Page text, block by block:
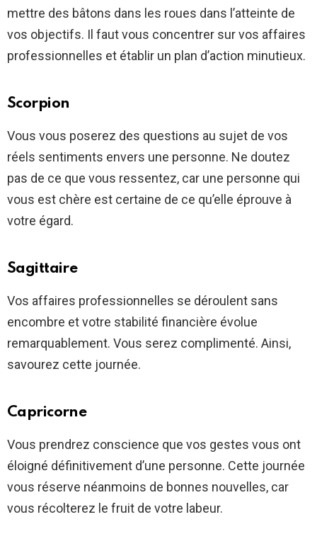
mettre des bâtons dans les roues dans l’atteinte de
vos objectifs. Il faut vous concentrer sur vos affaires
professionnelles et établir un plan d’action minutieux.
Scorpion
Vous vous poserez des questions au sujet de vos
réels sentiments envers une personne. Ne doutez
pas de ce que vous ressentez, car une personne qui
vous est chère est certaine de ce qu’elle éprouve à
votre égard.
Sagittaire
Vos affaires professionnelles se déroulent sans
encombre et votre stabilité financière évolue
remarquablement. Vous serez complimenté. Ainsi,
savourez cette journée.
Capricorne
Vous prendrez conscience que vos gestes vous ont
éloigné définitivement d’une personne. Cette journée
vous réserve néanmoins de bonnes nouvelles, car
vous récolterez le fruit de votre labeur.